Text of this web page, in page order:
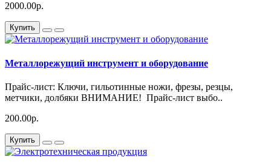
2000.00р.
Купить
Металлорежущий инструмент и оборудование
Прайс-лист: Ключи, гильотинные ножи, фрезы, резцы,
метчики, долбяки ВНИМАНИЕ! Прайс-лист выбо..
200.00р.
Купить